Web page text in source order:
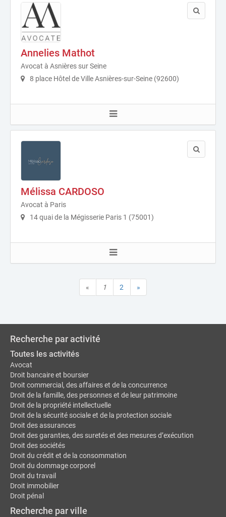
Annelies Mathot
Avocat à Asnières sur Seine
8 place Hôtel de Ville Asnières-sur-Seine (92600)
Mélissa CARDOSO
Avocat à Paris
14 quai de la Mégisserie Paris 1 (75001)
« 1 2 »
Recherche par activité
Toutes les activités
Avocat
Droit bancaire et boursier
Droit commercial, des affaires et de la concurrence
Droit de la famille, des personnes et de leur patrimoine
Droit de la propriété intellectuelle
Droit de la sécurité sociale et de la protection sociale
Droit des assurances
Droit des garanties, des suretés et des mesures d’exécution
Droit des sociétés
Droit du crédit et de la consommation
Droit du dommage corporel
Droit du travail
Droit immobilier
Droit pénal
Recherche par ville